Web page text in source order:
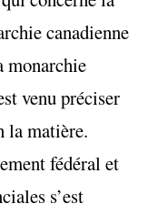
canadienne
monarchie
venu préciser
la matière.
fédéral et
s’est